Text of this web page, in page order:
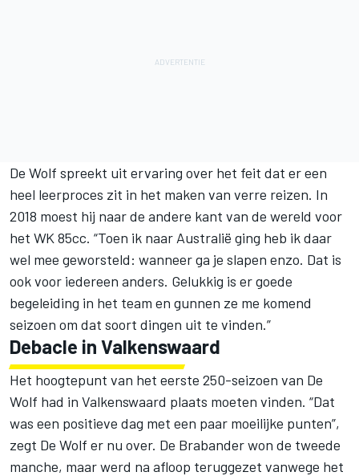
De Wolf spreekt uit ervaring over het feit dat er een
heel leerproces zit in het maken van verre reizen. In
2018 moest hij naar de andere kant van de wereld voor
het WK 85cc. “Toen ik naar Australië ging heb ik daar
wel mee geworsteld: wanneer ga je slapen enzo. Dat is
ook voor iedereen anders. Gelukkig is er goede
begeleiding in het team en gunnen ze me komend
seizoen om dat soort dingen uit te vinden.”
Debacle in Valkenswaard
Het hoogtepunt van het eerste 250-seizoen van De
Wolf had in Valkenswaard plaats moeten vinden. “Dat
was een positieve dag met een paar moeilijke punten”,
zegt De Wolf er nu over. De Brabander won de tweede
manche, maar werd na afloop teruggezet vanwege het